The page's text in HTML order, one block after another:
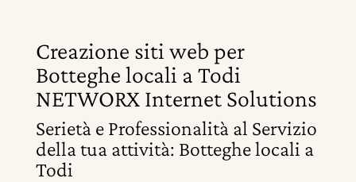
Creazione siti web per
Botteghe locali a Todi
NETWORX Internet Solutions
Serietà e Professionalità al Servizio
della tua attività: Botteghe locali a
Todi